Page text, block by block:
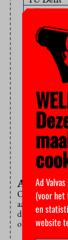
Achter het
Overigens
aanvragers
dat er veel tijd
onderzoekers
Ad
(voor het
en
website